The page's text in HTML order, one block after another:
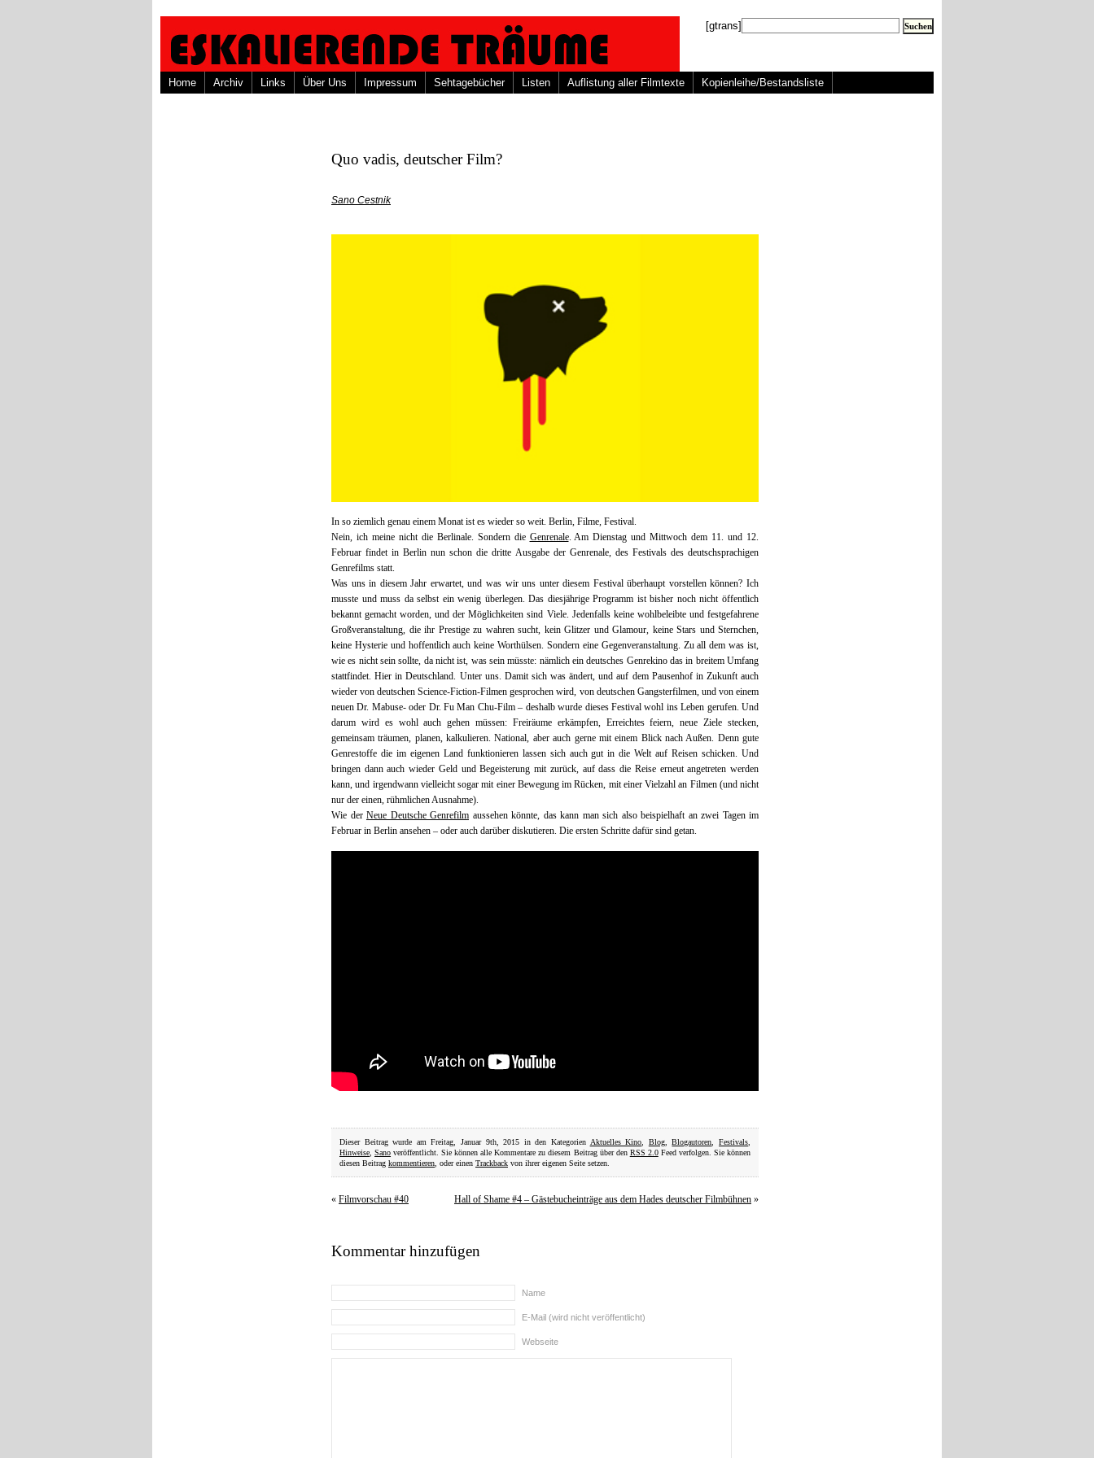
[gtrans]
Home Archiv Links Über Uns Impressum Sehtagebücher Listen Auflistung aller Filmtexte Kopienleihe/Bestandsliste
Quo vadis, deutscher Film?
Sano Cestnik
In so ziemlich genau einem Monat ist es wieder so weit. Berlin, Filme, Festival.
Nein, ich meine nicht die Berlinale. Sondern die Genrenale. Am Dienstag und Mittwoch dem 11. und 12.
Februar findet in Berlin nun schon die dritte Ausgabe der Genrenale, des Festivals des deutschsprachigen
Genrefilms statt.
Was uns in diesem Jahr erwartet, und was wir uns unter diesem Festival überhaupt vorstellen können? Ich
musste und muss da selbst ein wenig überlegen. Das diesjährige Programm ist bisher noch nicht öffentlich
bekannt gemacht worden, und der Möglichkeiten sind Viele. Jedenfalls keine wohlbeleibte und festgefahrene
Großveranstaltung, die ihr Prestige zu wahren sucht, kein Glitzer und Glamour, keine Stars und Sternchen,
keine Hysterie und hoffentlich auch keine Worthülsen. Sondern eine Gegenveranstaltung. Zu all dem was ist,
wie es nicht sein sollte, da nicht ist, was sein müsste: nämlich ein deutsches Genrekino das in breitem Umfang
stattfindet. Hier in Deutschland. Unter uns. Damit sich was ändert, und auf dem Pausenhof in Zukunft auch
wieder von deutschen Science-Fiction-Filmen gesprochen wird, von deutschen Gangsterfilmen, und von einem
neuen Dr. Mabuse- oder Dr. Fu Man Chu-Film – deshalb wurde dieses Festival wohl ins Leben gerufen. Und
darum wird es wohl auch gehen müssen: Freiräume erkämpfen, Erreichtes feiern, neue Ziele stecken,
gemeinsam träumen, planen, kalkulieren. National, aber auch gerne mit einem Blick nach Außen. Denn gute
Genrestoffe die im eigenen Land funktionieren lassen sich auch gut in die Welt auf Reisen schicken. Und
bringen dann auch wieder Geld und Begeisterung mit zurück, auf dass die Reise erneut angetreten werden
kann, und irgendwann vielleicht sogar mit einer Bewegung im Rücken, mit einer Vielzahl an Filmen (und nicht
nur der einen, rühmlichen Ausnahme).
Wie der Neue Deutsche Genrefilm aussehen könnte, das kann man sich also beispielhaft an zwei Tagen im
Februar in Berlin ansehen – oder auch darüber diskutieren. Die ersten Schritte dafür sind getan.
Dieser Beitrag wurde am Freitag, Januar 9th, 2015 in den Kategorien Aktuelles Kino Blog,Blogautoren ,Festivals
Hinweise ,Sano veröffentlicht. Sie können alle Kommentare zu diesem Beitrag über den RSS 2.0Feed verfolgen. Sie können
diesen Beitrag kommentieren , oder einen Trackback von ihrer eigenen Seite setzen.
« Filmvorschau #40 Hall of Shame #4 – Gästebucheinträge aus dem Hades deutscher Filmbühnen »
Kommentar hinzufügen
Name
E-Mail (wird nicht veröffentlicht)
Webseite